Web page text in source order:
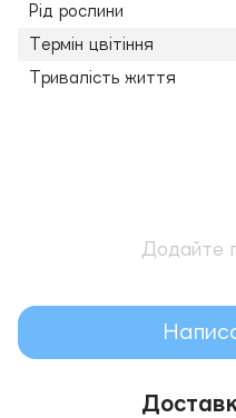
Рід рослини
Термін цвітіння
Тривалість життя
Додайте